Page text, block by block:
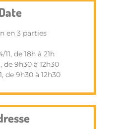
en 3 parties
de 18h à 21h
de 9h30 à 12h30
de 9h30 à 12h30